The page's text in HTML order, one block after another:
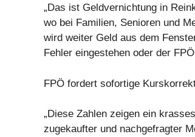
„Das ist Geldvernichtung in
wo bei Familien, Senioren und
wird weiter Geld aus dem
Fehler eingestehen oder der
FPÖ fordert sofortige
„Diese Zahlen zeigen ein
zugekaufter und nachgefragter